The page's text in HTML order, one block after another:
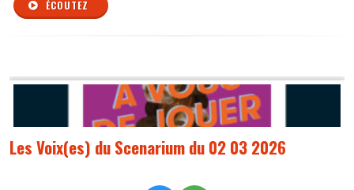
ÉCOUTEZ
Les Voix(es) du Scenarium du 02 03 2026